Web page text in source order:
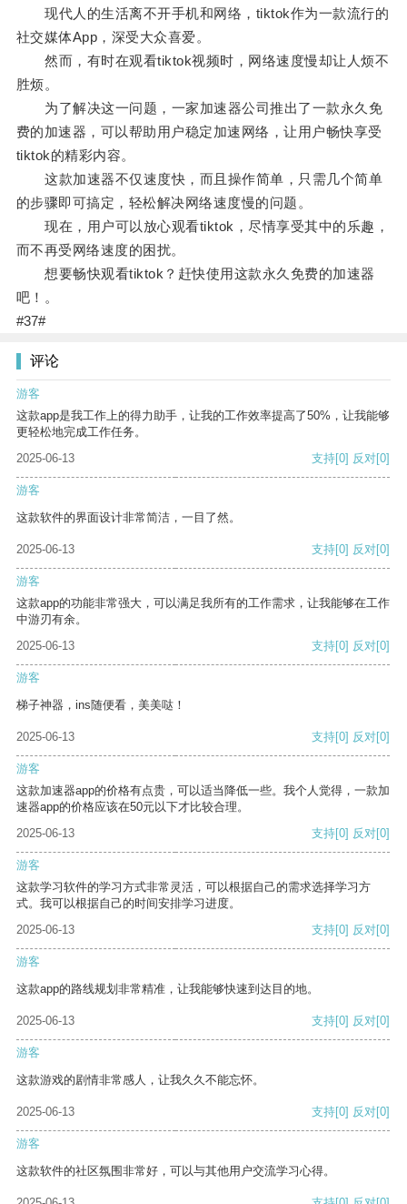
现代人的生活离不开手机和网络，tiktok作为一款流行的
社交媒体App，深受大众喜爱。
然而，有时在观看tiktok视频时，网络速度慢却让人烦不
胜烦。
为了解决这一问题，一家加速器公司推出了一款永久免
费的加速器，可以帮助用户稳定加速网络，让用户畅快享受
tiktok的精彩内容。
这款加速器不仅速度快，而且操作简单，只需几个简单
的步骤即可搞定，轻松解决网络速度慢的问题。
现在，用户可以放心观看tiktok，尽情享受其中的乐趣，
而不再受网络速度的困扰。
想要畅快观看tiktok？赶快使用这款永久免费的加速器
吧！。
#37#
评论
游客
这款app是我工作上的得力助手，让我的工作效率提高了50%，让我能够
更轻松地完成工作任务。
2025-06-13
支持[0] 反对[0]
游客
这款软件的界面设计非常简洁，一目了然。
2025-06-13 支持[0] 反对[0]
游客
这款app的功能非常强大，可以满足我所有的工作需求，让我能够在工作
中游刃有余。
2025-06-13
支持[0] 反对[0]
游客
梯子神器，ins随便看，美美哒！
2025-06-13 支持[0] 反对[0]
游客
这款加速器app的价格有点贵，可以适当降低一些。我个人觉得，一款加
速器app的价格应该在50元以下才比较合理。
2025-06-13
支持[0] 反对[0]
游客
这款学习软件的学习方式非常灵活，可以根据自己的需求选择学习方
式。我可以根据自己的时间安排学习进度。
2025-06-13
支持[0] 反对[0]
游客
这款app的路线规划非常精准，让我能够快速到达目的地。
2025-06-13 支持[0] 反对[0]
游客
这款游戏的剧情非常感人，让我久久不能忘怀。
2025-06-13 支持[0] 反对[0]
游客
这款软件的社区氛围非常好，可以与其他用户交流学习心得。